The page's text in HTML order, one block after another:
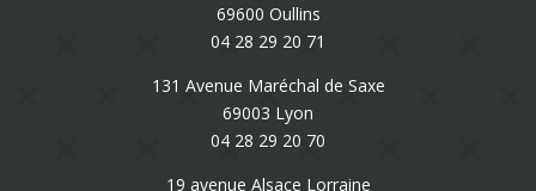
69600 Oullins
04 28 29 20 71
131 Avenue Maréchal de Saxe
69003 Lyon
04 28 29 20 70
19 avenue Alsace Lorraine